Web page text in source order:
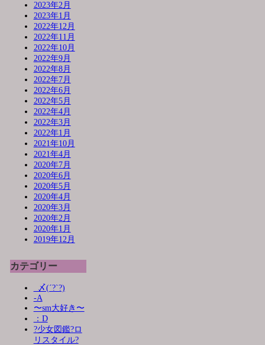
2023年2月
2023年1月
2022年12月
2022年11月
2022年10月
2022年9月
2022年8月
2022年7月
2022年6月
2022年5月
2022年4月
2022年3月
2022年1月
2021年10月
2021年4月
2020年7月
2020年6月
2020年5月
2020年4月
2020年3月
2020年2月
2020年1月
2019年12月
カテゴリー
_〆(´?`?)
-A
〜sm大好き〜
：D
?少女図鑑?ロ
リスタイル?